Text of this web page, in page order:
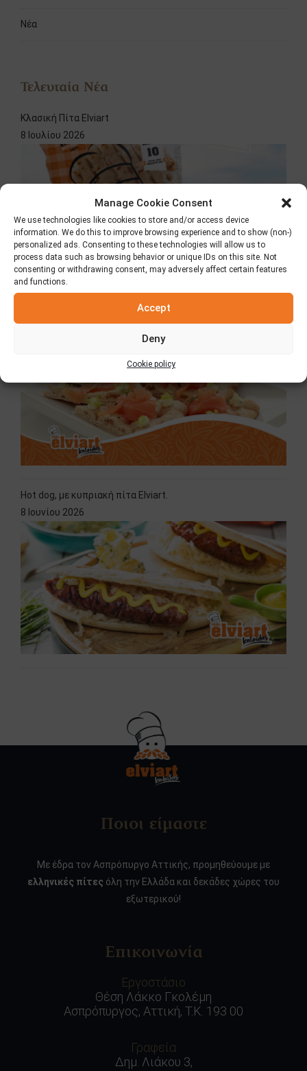
Manage Cookie Consent
We use technologies like cookies to store and/or access device
information. We do this to improve browsing experience and to show (non-)
personalized ads. Consenting to these technologies will allow us to
process data such as browsing behavior or unique IDs on this site. Not
consenting or withdrawing consent, may adversely affect certain features
and functions.
Accept
Deny
Cookie policy
Νέα
Τελευταία Νέα
Κλασική Πίτα Elviart
8 Ιουλίου 2026
Πίτα Elviart με αλεύρι ολικής άλεσης
2 Ιουλίου 2026
Hot dog, με κυπριακή πίτα Elviart.
8 Ιουνίου 2026
Ποιοι είμαστε
Με έδρα τον Ασπρόπυργο Αττικής, προμηθεύουμε με
ελληνικές πίτες όλη την Ελλάδα και δεκάδες χώρες του
εξωτερικού!
Επικοινωνία
Εργοστάσιο
Θέση Λάκκο Γκολέμη
Ασπρόπυργος, Αττική, Τ.Κ. 193 00
Γραφεία
Δημ. Λιάκου 3,